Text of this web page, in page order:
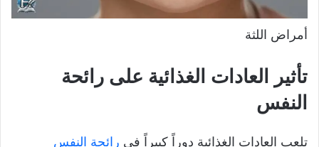
أمراض اللثة
تأثير العادات الغذائية على رائحة
النفس
تلعب العادات الغذائية دوراً كبيراً في رائحة النفس